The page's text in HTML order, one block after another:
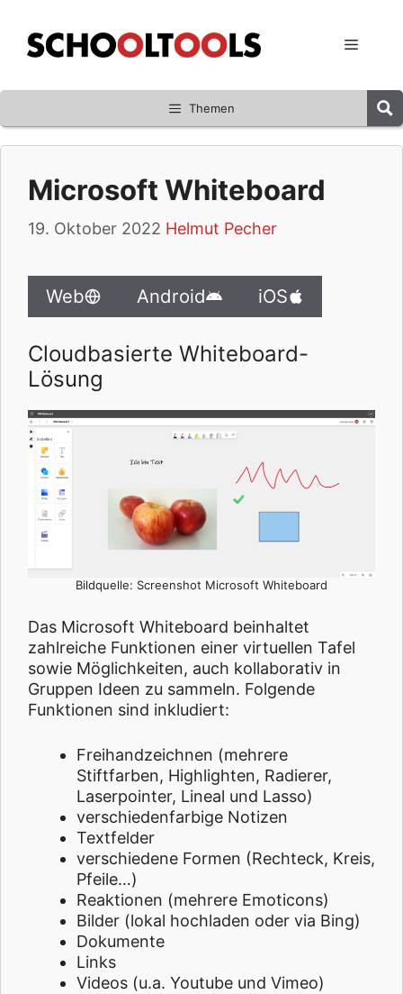
Inhalt
springen
Menü
Themen
Microsoft Whiteboard
19. Oktober 2022 Helmut Pecher
Web Android iOS
Cloudbasierte Whiteboard-
Lösung
Bildquelle: Screenshot Microsoft Whiteboard
Das Microsoft Whiteboard beinhaltet
zahlreiche Funktionen einer virtuellen Tafel
sowie Möglichkeiten, auch kollaborativ in
Gruppen Ideen zu sammeln. Folgende
Funktionen sind inkludiert:
Freihandzeichnen (mehrere
Stiftfarben, Highlighten, Radierer,
Laserpointer, Lineal und Lasso)
verschiedenfarbige Notizen
Textfelder
verschiedene Formen (Rechteck, Kreis,
Pfeile…)
Reaktionen (mehrere Emoticons)
Bilder (lokal hochladen oder via Bing)
Dokumente
Links
Videos (u.a. Youtube und Vimeo)